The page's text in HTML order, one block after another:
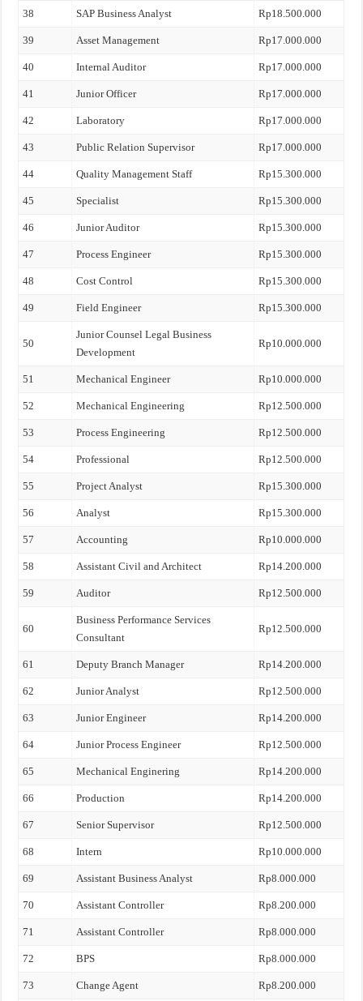
38 SAP Business Analyst Rp18.500.000
39 Asset Management Rp17.000.000
40 Internal Auditor Rp17.000.000
41 Junior Officer Rp17.000.000
42 Laboratory Rp17.000.000
43 Public Relation Supervisor Rp17.000.000
44 Quality Management Staff Rp15.300.000
45 Specialist Rp15.300.000
46 Junior Auditor Rp15.300.000
47 Process Engineer Rp15.300.000
48 Cost Control Rp15.300.000
49 Field Engineer Rp15.300.000
50
Junior Counsel Legal Business
Development
Rp10.000.000
51 Mechanical Engineer Rp10.000.000
52 Mechanical Engineering Rp12.500.000
53 Process Engineering Rp12.500.000
54 Professional Rp12.500.000
55 Project Analyst Rp15.300.000
56 Analyst Rp15.300.000
57 Accounting Rp10.000.000
58 Assistant Civil and Architect Rp14.200.000
59 Auditor Rp12.500.000
60
Business Performance Services
Consultant
Rp12.500.000
61 Deputy Branch Manager Rp14.200.000
62 Junior Analyst Rp12.500.000
63 Junior Engineer Rp14.200.000
64 Junior Process Engineer Rp12.500.000
65 Mechanical Enginering Rp14.200.000
66 Production Rp14.200.000
67 Senior Supervisor Rp12.500.000
68 Intern Rp10.000.000
69 Assistant Business Analyst Rp8.000.000
70 Assistant Controller Rp8.200.000
71 Assistant Controller Rp8.000.000
72 BPS Rp8.000.000
73 Change Agent Rp8.200.000